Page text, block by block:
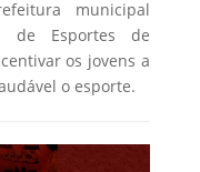
municipal
de Esportes de
os jovens a
o esporte.